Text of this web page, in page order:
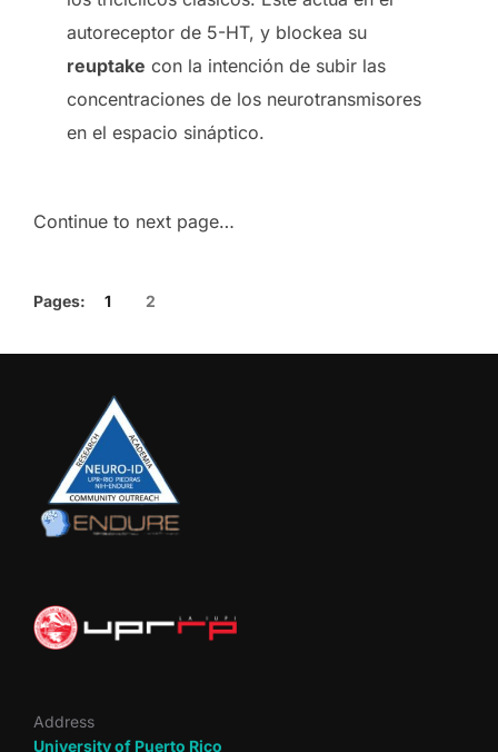
autoreceptor de 5-HT, y blockea su
reuptake con la intención de subir las
concentraciones de los neurotransmisores
en el espacio sináptico.
Continue to next page…
Pages: 1 2
Address
University of Puerto Rico